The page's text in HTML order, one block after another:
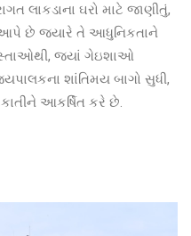
લાકડાના ઘરો માટે જાણીતું,
આપે છે જ્યારે તે આધુનિકતાને
જ્યાં ગેઇશાઓ
શાંતિમય બાગો સુધી,
આકર્ષિત કરે છે.